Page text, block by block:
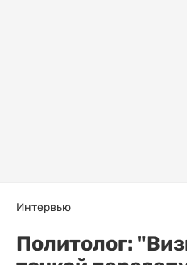
Интервью
Политолог: